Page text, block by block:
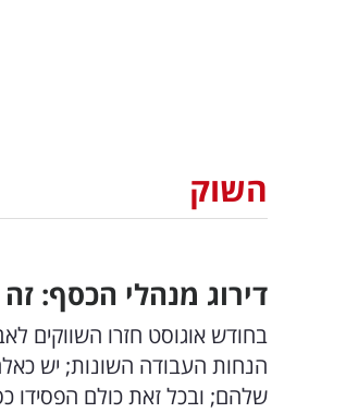
השוק
דירוג מנהלי הכסף:
בחודש אוגוסט חזרו השווקים
שלהם; ובכל זאת כולם הפסידו